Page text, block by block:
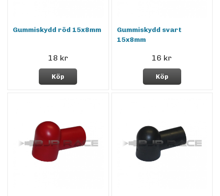
Gummiskydd röd 15x8mm
18 kr
Köp
Gummiskydd svart
15x8mm
16 kr
Köp